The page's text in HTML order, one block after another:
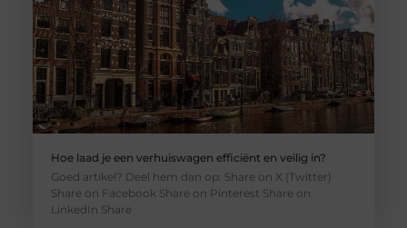
Hoe laad je een verhuiswagen efficiënt en veilig in?
Goed artikel? Deel hem dan op: Share on X (Twitter)
Share on Facebook Share on Pinterest Share on
LinkedIn Share